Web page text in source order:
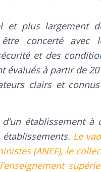
et plus largement
concerté avec
et des
évalués à partir de
clairs et
établissement à
Le
(ANEF), le